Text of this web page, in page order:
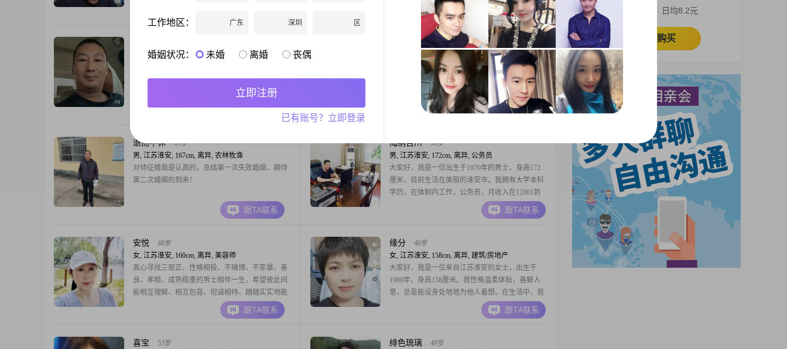
格局、有温度的你。
人意，总是愿意倾听他人的心声，理解他人的感
受。在生活中，我随和易相处，真诚可靠，从不计
较一时的得失，更看重的是人与人之间的情感交流
和相互理解。我非常重视家庭，认为家庭是生活的
跟TA联系
男, 江苏淮安, 175cm, 离异, 后勤
心的过完幸福的一生，我来了
跟TA联系
56岁
女, 江苏淮安, 165cm, 离异, 商务经理
性格温柔，不主动社交，除了工作就是在家，单身
离异，孩跟爸住一起##3002##希望一个懂爱我的人
在这里出现##3002##
跟TA联系
退而不休
63岁
男, 江苏淮安, 167cm, 离异, 农林牧渔
对待征婚我是认真的，总结第一次失败婚姻，期待
第二次婚姻的到来！
跟TA联系
海纳百川
56岁
男, 江苏淮安, 172cm, 离异, 公务员
大家好，我是一位出生于1970年的男士，身高172
厘米，目前生活在美丽的淮安市。我拥有大学本科
学历，在体制内工作，公务员，月收入在12001到
20000元之间。想要寻找一个温柔善良体贴三观一
跟TA联系
安悦
48岁
女, 江苏淮安, 160cm, 离异, 美容师
真心寻找三观正、性格相投、不赌博、不家暴、善
良、孝顺、成熟稳重的男士相伴一生，希望彼此间
能相互理解、相互包容、坦诚相待、踏踏实实地能
在一起真心过日子的。非诚勿扰……
跟TA联系
缘分
46岁
女, 江苏淮安, 158cm, 离异, 建筑/房地产
大家好，我是一位来自江苏淮安的女士，出生于
1980年，身高158厘米。我性格温柔体贴，善解人
意，总是能设身处地地为他人着想。在生活中，我
开朗爱笑，随和易相处，真诚可靠，朋友们都很喜
欢和我在一起。我的学历是中专，目前在淮安工
足常乐，更注重生活的质量和与家人朋友的相处时
跟TA联系
喜宝
53岁
绯色琉璃
49岁
日均8.2元
立即购买
工作地区： 广东 深圳 区
婚姻状况： 未婚 离婚 丧偶
立即注册
已有账号？立即登录